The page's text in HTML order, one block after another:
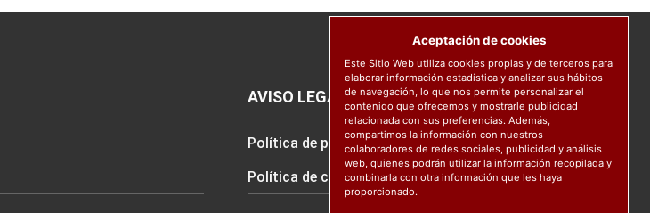
AVISO LEGAL
Política de protección de datos
Política de cookies
Aceptación de cookies
Este Sitio Web utiliza cookies propias y de terceros para
elaborar información estadística y analizar sus hábitos
de navegación, lo que nos permite personalizar el
contenido que ofrecemos y mostrarle publicidad
relacionada con sus preferencias. Además,
compartimos la información con nuestros
colaboradores de redes sociales, publicidad y análisis
web, quienes podrán utilizar la información recopilada y
combinarla con otra información que les haya
proporcionado.